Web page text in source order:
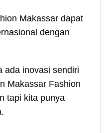
Makassar dapat
dengan
ada inovasi sendiri
Makassar Fashion
tapi kita punya